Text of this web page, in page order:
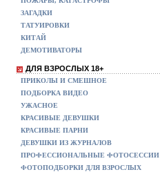
ЗАГАДКИ
ТАТУИРОВКИ
КИТАЙ
ДЕМОТИВАТОРЫ
ДЛЯ ВЗРОСЛЫХ 18+
ПРИКОЛЫ И СМЕШНОЕ
ПОДБОРКА ВИДЕО
УЖАСНОЕ
КРАСИВЫЕ ДЕВУШКИ
КРАСИВЫЕ ПАРНИ
ДЕВУШКИ ИЗ ЖУРНАЛОВ
ПРОФЕССИОНАЛЬНЫЕ ФОТОСЕССИИ
ФОТОПОДБОРКИ ДЛЯ ВЗРОСЛЫХ